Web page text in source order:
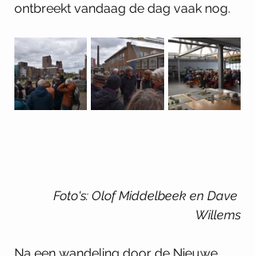
ontbreekt vandaag de dag vaak nog.
Foto's: Olof Middelbeek en Dave
Willems